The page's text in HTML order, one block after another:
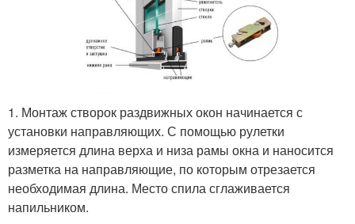
1. Монтаж створок раздвижных окон начинается с
установки направляющих. С помощью рулетки
измеряется длина верха и низа рамы окна и наносится
разметка на направляющие, по которым отрезается
необходимая длина. Место спила сглаживается
напильником.